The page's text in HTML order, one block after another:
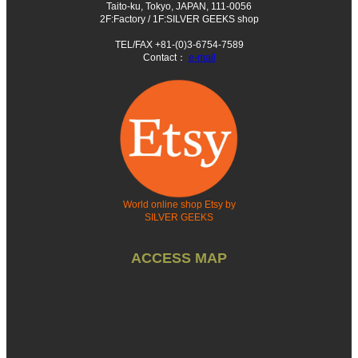
Taito-ku, Tokyo, JAPAN, 111-0056
2F:Factory / 1F:SILVER GEEKS shop
TEL/FAX +81-(0)3-6754-7589
Contact： e-mail
World online shop Etsy by
SILVER GEEKS
ACCESS MAP